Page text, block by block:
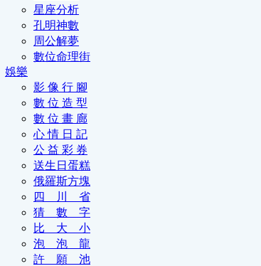
星座分析
孔明神數
周公解夢
數位命理街
娛樂
影 像 行 腳
數 位 造 型
數 位 畫 廊
心 情 日 記
公 益 彩 券
送生日蛋糕
俄羅斯方塊
四 川 省
猜 數 字
比 大 小
泡 泡 龍
許 願 池